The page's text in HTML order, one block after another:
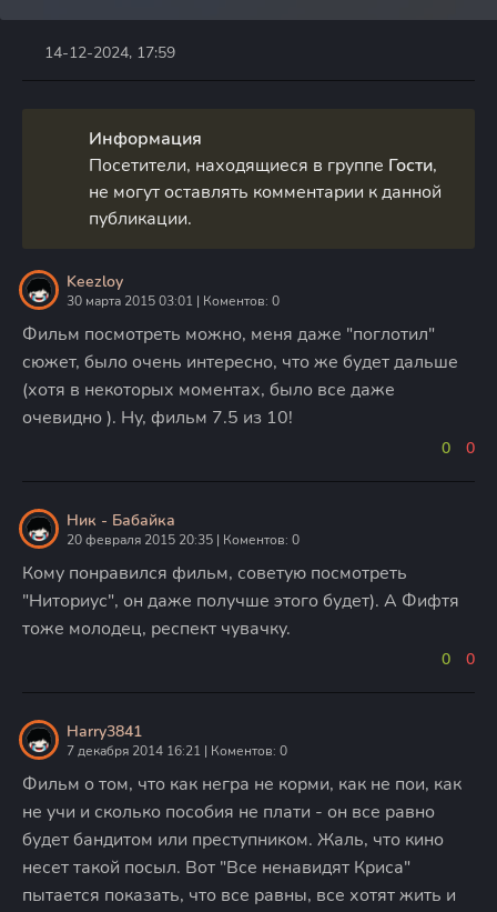
14-12-2024, 17:59
Информация
Посетители, находящиеся в группе Гости,
не могут оставлять комментарии к данной
публикации.
Keezloy
30 марта 2015 03:01 | Коментов: 0
Фильм посмотреть можно, меня даже "поглотил"
сюжет, было очень интересно, что же будет дальше
(хотя в некоторых моментах, было все даже
очевидно ). Ну, фильм 7.5 из 10!
0 0
Ник - Бабайка
20 февраля 2015 20:35 | Коментов: 0
Кому понравился фильм, советую посмотреть
"Ниториус", он даже получше этого будет). А Фифтя
тоже молодец, респект чувачку.
0 0
Harry3841
7 декабря 2014 16:21 | Коментов: 0
Фильм о том, что как негра не корми, как не пои, как
не учи и сколько пособия не плати - он все равно
будет бандитом или преступником. Жаль, что кино
несет такой посыл. Вот "Все ненавидят Криса"
пытается показать, что все равны, все хотят жить и